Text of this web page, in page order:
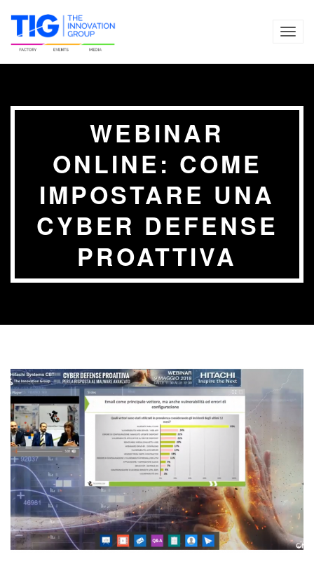
WEBINAR
ONLINE: COME
IMPOSTARE UNA
CYBER DEFENSE
PROATTIVA